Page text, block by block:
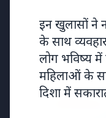
Regional
इन खुलासों ने
के साथ
लोग भविष्य में
महिलाओं के
दिशा में